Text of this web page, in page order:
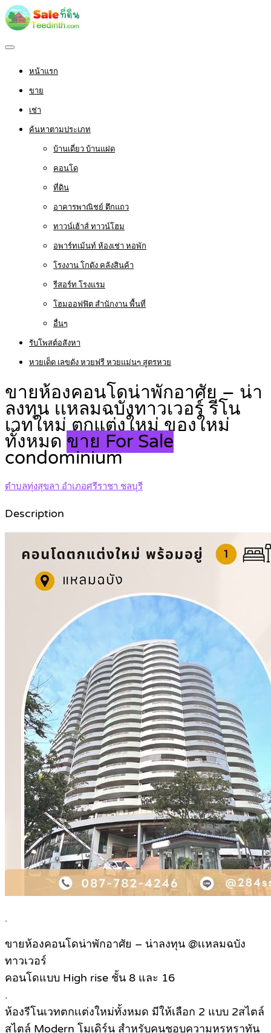
หน้าแรก
ขาย
เช่า
ค้นหาตามประเภท
บ้านเดี่ยว บ้านแฝด
คอนโด
ที่ดิน
อาคารพาณิชย์ ตึกแถว
ทาวน์เฮ้าส์ ทาวน์โฮม
อพาร์ทเม้นท์ ห้องเช่า หอพัก
โรงงาน โกดัง คลังสินค้า
รีสอร์ท โรงแรม
โฮมออฟฟิต สำนักงาน พื้นที่
อื่นๆ
รับโพสต์อสังหา
หวยเด็ด เลขดัง หวยฟรี หวยแม่นๆ สูตรหวย
ขายห้องคอนโดน่าพักอาศัย – น่า
ลงทุน เเหลมฉบังทาวเวอร์ รีโน
เวทใหม่ ตกแต่งใหม่ ของใหม่
ทั้งหมด ขาย For Sale
condominium
ตำบลทุ่งสุขลา อำเภอศรีราชา ชลบุรี
Description
.
ขายห้องคอนโดน่าพักอาศัย – น่าลงทุน @เเหลมฉบัง
ทาวเวอร์
คอนโดแบบ High rise ชั้น 8 และ 16
.
ห้องรีโนเวทตกเเต่งใหม่ทั้งหมด มีให้เลือก 2 แบบ 2สไตล์
สไตล์ Modern โมเดิร์น สำหรับคนชอบความหรูหราทัน